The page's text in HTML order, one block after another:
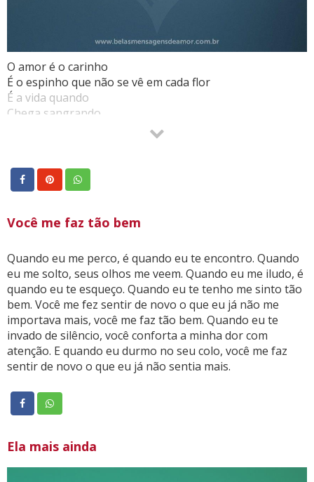
O amor é o carinho
É o espinho que não se vê em cada flor
É a vida quando
Chega sangrando
Aberta em pétalas de amor.
Você me faz tão bem
Quando eu me perco, é quando eu te encontro. Quando
eu me solto, seus olhos me veem. Quando eu me iludo, é
quando eu te esqueço. Quando eu te tenho me sinto tão
bem. Você me fez sentir de novo o que eu já não me
importava mais, você me faz tão bem. Quando eu te
invado de silêncio, você conforta a minha dor com
atenção. E quando eu durmo no seu colo, você me faz
sentir de novo o que eu já não sentia mais.
Ela mais ainda